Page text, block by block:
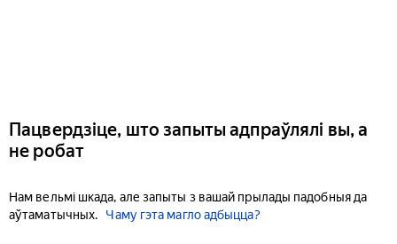
Пацвердзіце, што запыты адпраўлялі вы, а
не робат
Нам вельмі шкада, але запыты з вашай прылады падобныя да
аўтаматычных.
Чаму гэта магло адбыцца?